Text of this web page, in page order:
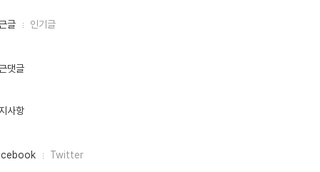
글 인기글
댓글
사항
Twitter